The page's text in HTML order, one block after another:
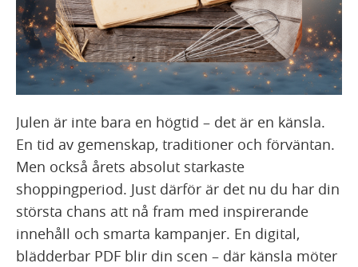
Julen är inte bara en högtid – det är en känsla.
En tid av gemenskap, traditioner och förväntan.
Men också årets absolut starkaste
shoppingperiod. Just därför är det nu du har din
största chans att nå fram med inspirerande
innehåll och smarta kampanjer. En digital,
blädderbar PDF blir din scen – där känsla möter